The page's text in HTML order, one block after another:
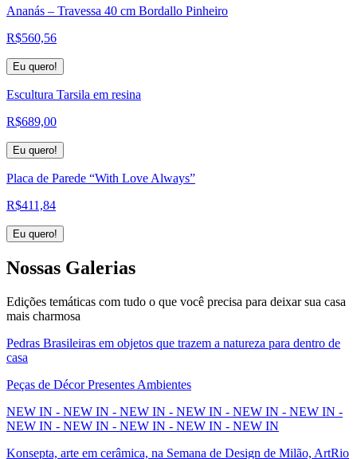
Ananás – Travessa 40 cm Bordallo Pinheiro
R$560,56
Eu quero!
Escultura Tarsila em resina
R$689,00
Eu quero!
Placa de Parede “With Love Always”
R$411,84
Eu quero!
Nossas Galerias
Edições temáticas com tudo o que você precisa para deixar sua casa
mais charmosa
Pedras Brasileiras em objetos que trazem a natureza para dentro de
casa
Peças de Décor Presentes Ambientes
NEW IN - NEW IN - NEW IN - NEW IN - NEW IN - NEW IN -
NEW IN - NEW IN - NEW IN - NEW IN - NEW IN
Konsepta, arte em cerâmica, na Semana de Design de Milão, ArtRio